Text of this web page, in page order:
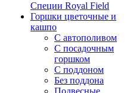
Специи Royal Field
Горшки цветочные и
кашпо
С автополивом
С посадочным
горшком
С поддоном
Без поддона
Подвесные